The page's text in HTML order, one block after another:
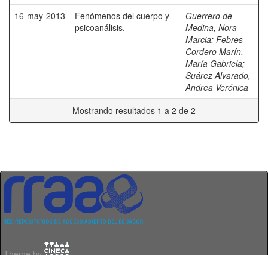
16-may-2013
Fenómenos del cuerpo y
psicoanálisis.
Guerrero de
Medina, Nora
Marcia; Febres-
Cordero Marín,
María Gabriela;
Suárez Alvarado,
Andrea Verónica
Mostrando resultados 1 a 2 de 2